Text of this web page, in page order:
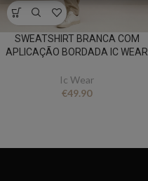
SWEATSHIRT BRANCA COM
APLICAÇÃO BORDADA IC WEAR
Ic Wear
€49.90